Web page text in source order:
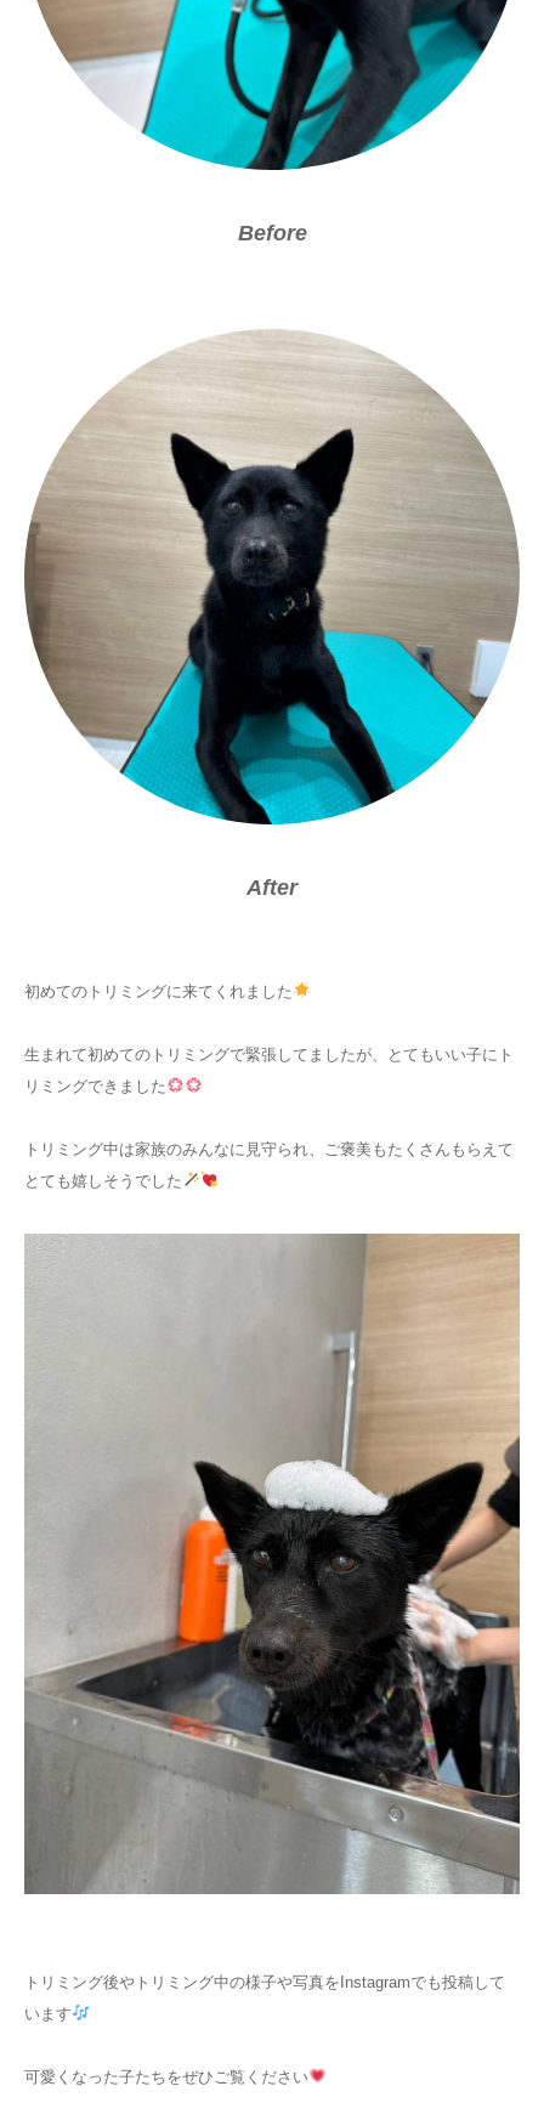
Before
After
初めてのトリミングに来てくれました
生まれて初めてのトリミングで緊張してましたが、とてもいい子にト
リミングできました
トリミング中は家族のみんなに見守られ、ご褒美もたくさんもらえて
とても嬉しそうでした
トリミング後やトリミング中の様子や写真をInstagramでも投稿して
います
可愛くなった子たちをぜひご覧ください